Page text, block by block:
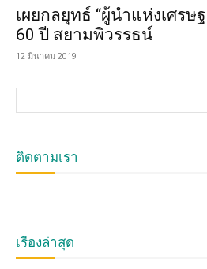
เผยกลยุทธ์ “ผู้นำแห่งเศรษ
60 ปี สยามพิวรรธน์
12 มีนาคม 2019
ติดตามเรา
เรื่องล่าสุด